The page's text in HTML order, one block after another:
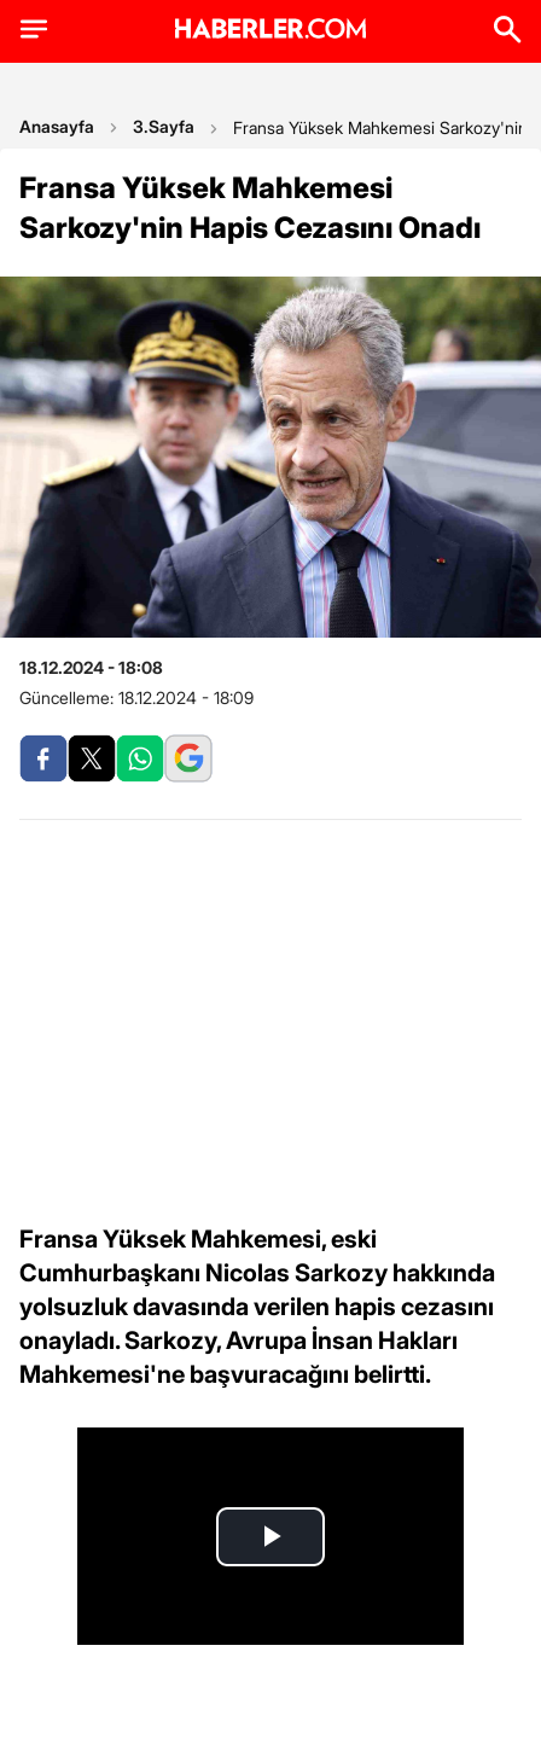
Anasayfa 3.Sayfa Fransa Yüksek Mahkemesi Sarkozy'nin
Fransa Yüksek Mahkemesi
Sarkozy'nin Hapis Cezasını Onadı
18.12.2024 - 18:08
Güncelleme: 18.12.2024 - 18:09
Fransa Yüksek Mahkemesi, eski
Cumhurbaşkanı Nicolas Sarkozy hakkında
yolsuzluk davasında verilen hapis cezasını
onayladı. Sarkozy, Avrupa İnsan Hakları
Mahkemesi'ne başvuracağını belirtti.